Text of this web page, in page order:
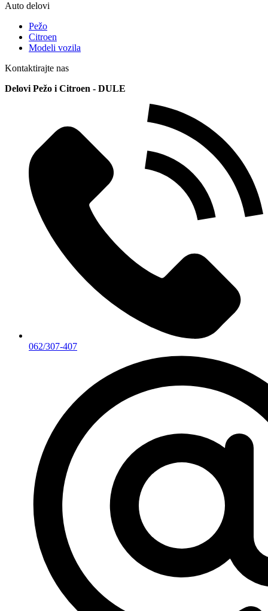
Auto delovi
Pežo
Citroen
Modeli vozila
Kontaktirajte nas
Delovi Pežo i Citroen - DULE
062/307-407